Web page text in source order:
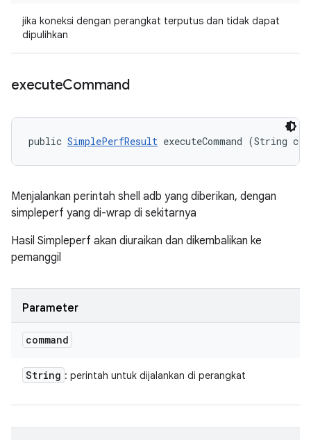
jika koneksi dengan perangkat terputus dan tidak dapat
dipulihkan
executeCommand
public SimplePerfResult executeCommand (String
Menjalankan perintah shell adb yang diberikan, dengan
simpleperf yang di-wrap di sekitarnya
Hasil Simpleperf akan diuraikan dan dikembalikan ke
pemanggil
Parameter
command
String : perintah untuk dijalankan di perangkat